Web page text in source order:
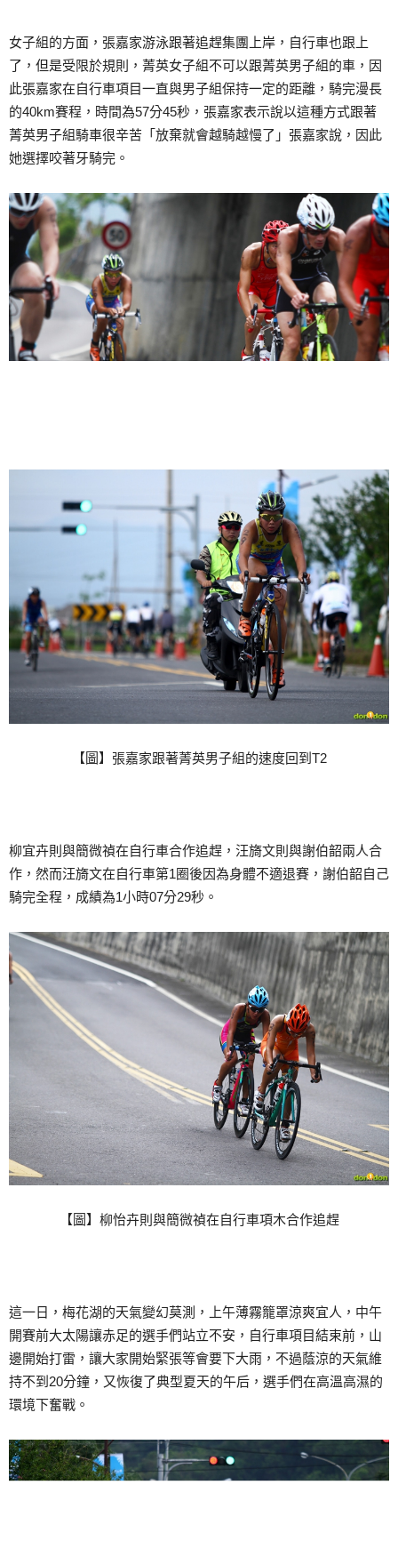
女子組的方面，張嘉家游泳跟著追趕集團上岸，自行車也跟上
了，但是受限於規則，菁英女子組不可以跟菁英男子組的車，因
此張嘉家在自行車項目一直與男子組保持一定的距離，騎完漫長
的40km賽程，時間為57分45秒，張嘉家表示說以這種方式跟著
菁英男子組騎車很辛苦「放棄就會越騎越慢了」張嘉家說，因此
她選擇咬著牙騎完。
【圖】張嘉家跟著菁英男子組的速度回到T2
柳宜卉則與簡微禎在自行車合作追趕，汪旖文則與謝伯韶兩人合
作，然而汪旖文在自行車第1圈後因為身體不適退賽，謝伯韶自己
騎完全程，成績為1小時07分29秒。
【圖】柳怡卉則與簡微禎在自行車項木合作追趕
這一日，梅花湖的天氣變幻莫測，上午薄霧籠罩涼爽宜人，中午
開賽前大太陽讓赤足的選手們站立不安，自行車項目結束前，山
邊開始打雷，讓大家開始緊張等會要下大雨，不過蔭涼的天氣維
持不到20分鐘，又恢復了典型夏天的午后，選手們在高溫高濕的
環境下奮戰。